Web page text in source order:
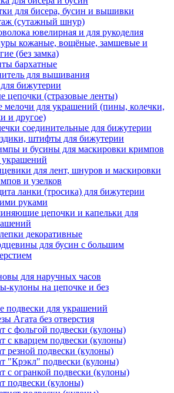
для бисера, бусин и вышивки
(сутажный шнур)
ювелирная и для рукоделия
кожаные, вощёные, замшевые и
(без замка)
бархатные
для вышивания
бижутерии
цепочки (стразовые ленты)
мелочи для украшений (пины, колечки,
и другое)
соединительные для бижутерии
штифты для бижутерии
и бусины для маскировки кримпов
украшений
для лент, шнуров и маскировки
и узелков
ланки (тросика) для бижутерии
руками
цепочки и капельки для
декоративные
для бусин с большим
для наручных часов
кулоны на цепочке и без
подвески для украшений
Агата без отверстия
с фольгой подвески (кулоны)
с кварцем подвески (кулоны)
резной подвески (кулоны)
"Крэкл" подвески (кулоны)
с огранкой подвески (кулоны)
подвески (кулоны)